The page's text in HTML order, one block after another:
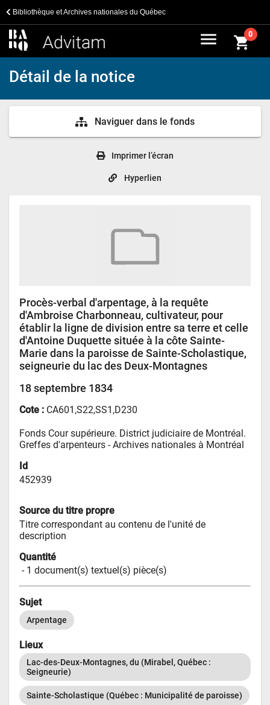
Bibliothèque et Archives nationales du Québec
menu shopping_cart0
Détail de la notice
Naviguer dans le fonds
Imprimer l’écran
Hyperlien
Procès-verbal d'arpentage, à la requête
d'Ambroise Charbonneau, cultivateur, pour
établir la ligne de division entre sa terre et celle
d'Antoine Duquette située à la côte Sainte-
Marie dans la paroisse de Sainte-Scholastique,
seigneurie du lac des Deux-Montagnes
18 septembre 1834
Cote : CA601,S22,SS1,D230
Fonds Cour supérieure. District judiciaire de Montréal.
Greffes d'arpenteurs - Archives nationales à Montréal
Id
452939
Source du titre propre
Titre correspondant au contenu de l'unité de
description
Quantité
- 1 document(s) textuel(s) pièce(s)
Sujet
Arpentage
Lieux
Lac-des-Deux-Montagnes, du (Mirabel, Québec :
Seigneurie)
Sainte-Scholastique (Québec : Municipalité de paroisse)